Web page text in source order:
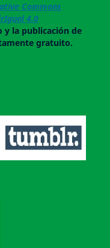
Commons
4.0
y la publicación de
gratuito.